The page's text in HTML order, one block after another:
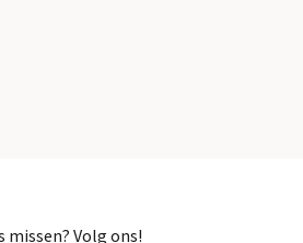
missen? Volg ons!